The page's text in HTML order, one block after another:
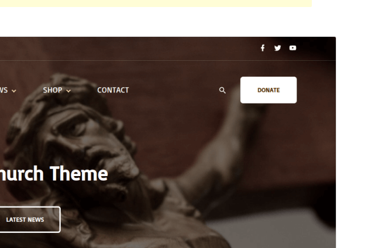
版本
最後更新
啟用安裝數
WordPress 版本需求
PHP 版本需求
佈景主題首頁